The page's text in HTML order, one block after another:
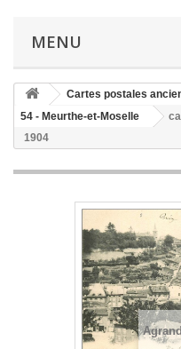
MENU
Cartes postales
54 - Meurthe-et-Moselle
1904